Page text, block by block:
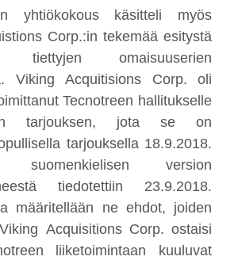
yhtiökokous käsitteli myös
Corp.:in tekemää esitystä
tiettyjen omaisuuserien
Viking Acquitisions Corp. oli
Tecnotreen hallitukselle
tarjouksen, jota se on
tarjouksella 18.9.2018.
suomenkielisen version
tiedotettiin 23.9.2018.
määritellään ne ehdot, joiden
Acquisitions Corp. ostaisi
liiketoimintaan kuuluvat